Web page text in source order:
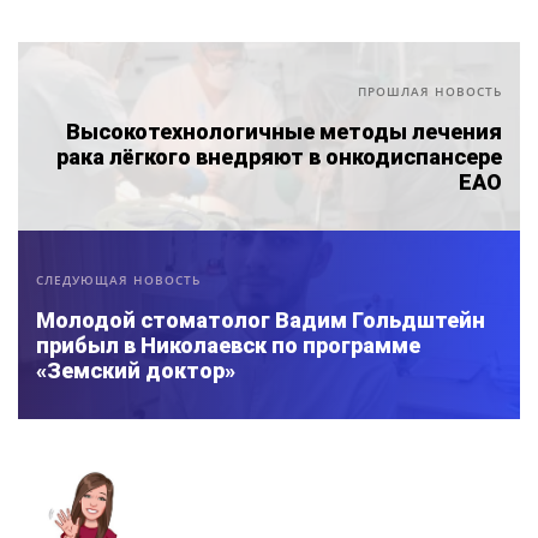
ПРОШЛАЯ НОВОСТЬ
Высокотехнологичные методы лечения
рака лёгкого внедряют в онкодиспансере
ЕАО
СЛЕДУЮЩАЯ НОВОСТЬ
Молодой стоматолог Вадим Гольдштейн
прибыл в Николаевск по программе
«Земский доктор»